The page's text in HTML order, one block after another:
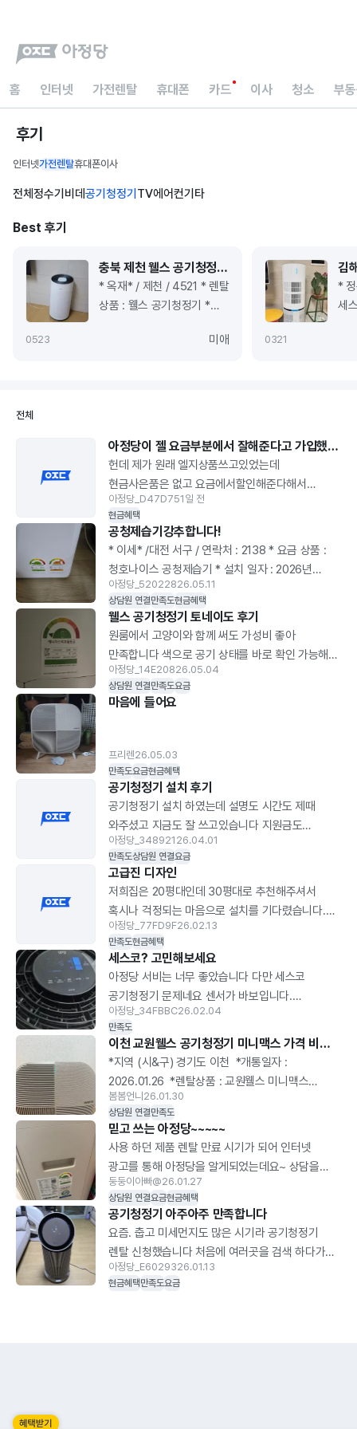
홈 인터넷 가전렌탈 휴대폰 카드 이사 청소 부
후기
인터넷가전렌탈휴대폰이사
전체정수기 비데 공기청정기 TV에어컨기타
Best 후기
충북 제천 웰스 공기청정기 추천 가격비교 가전제품 렌탈 사은품 솔직한 설치 후기입니다 ^^
* 옥재* / 제천 / 4521 * 렌탈
상품 : 웰스 공기청정기 *
방법 아정당 홈페이지를 통해
제품들을 비교해보고 가장
맘에드는 제품으로
상담신청해서 유선으로
신청했습니다. 곧 태어날
아기를 위해 공기청정기는
관리를 받으면서 렌탈로
하는게 맞다 생각이들었고,
30평형 아파트에 거실에서
주로 활동할것같아 22평형
웰스 공기청정기로
결정했어요! 3. 렌탈 설치/
비교 과정 설치는 금방
해주셨고, 저희는 6개월마다
관리받는걸로 신청해서
필터교환법 알려주셨습니다 !
3. 만족스러웠던 이용 후기
요즘 미세먼지도 많아서
창문을 자주 못열었는데
공기청정기가 생기니 너무
좋아요! 임산부인 아내가
있어서 더 신경쓰였는데 이제
마음이 한결 놓이네요~
기사님도 상담해주신 아정당
직원분도 너무 친절하시고
빠르게 설치해주셔서
만족합니다! 사이즈도 좋고
바퀴가 있어서 어디든 이동
가능하다는점도 좋아요!
터치도 잘되고 바람세기를
조절할수있어서 음식하고 난
뒤에 빠르게 돌리기도 좋네요
0523 미애
*
세
0321
전체
아정당이 젤 요금부분에서 잘해준다고 가입했어요
헌데 제가 원래 엘지상품쓰고있었는데
현금사은품은 없고 요금에서할인해준다해서
엘지코디님께 안하고 아정당에서 가입하고
설치했는데요 요금부분에서 차이나네요
현금사은품도 괜히주는게 아닌듯요 제가
꼼꼼하지못했던게 잘못이네요ᅲᅲ 좀 아쉽습니다
아정당_D47D751일 전
현금혜택
공청제습기강추합니다!
* 이세* /대전 서구 / 연락처 : 2138 * 요금 상품 :
청호나이스 공청제습기 * 설치 일자 : 2026년
5월8일 강아지 한마리 고양 한마리 총 두마리
키우는데 반지하거든용 제습기도 필요하고 강아지
배변때문에 공청기도 필요했는데 기존에
소형공청기도 있고 제습기 공청기 하나하나
사기에는 공간차지가 심해서 이것저것알아보다가
알게된 공청제습기!! 제습효과도 좋구여 공청도
잘됩니다 이제품은 자가관리없이 지정한 개월마다
카드혜택까지받으면 월이용료가 0원이였나
그랬을거예여! 바퀴가 달려있어서 이동도 편해서
큰방 거실 작은방 돌아가면서 돌리기도 편해요
무조건 강추예여 _
아정당_52022826.05.11
상담원 연결만족도현금혜택
웰스 공기청정기 토네이도 후기
원룸에서 고양이와 함께 써도 가성비 좋아
만족합니다 색으로 공기 상태를 바로 확인 가능해
편하고 털과 냄새도 줄어 쾌적함이 오래 유지돼
추천해요 소음도 적고 관리도 쉬워요!! 필터도
6개월씩 와서 관리하는것도 쉬울 거 같아요
아정당_14E20826.05.04
상담원 연결만족도요금
마음에 들어요
프리렌26.05.03
만족도요금현금혜택
공기청정기 설치 후기
공기청정기 설치 하였는데 설명도 시간도 제때
와주셨고 지금도 잘 쓰고있습니다 지원금도
바로바러 들어와서 좋았습니다
아정당_348921 26.04.01
만족도상담원 연결요금
고급진 디자인
저희집은 20평대인데 30평대로 추천해주셔서
혹시나 걱정되는 마음으로 설치를 기다렸습니다.
평수에 비해 크긴하지만 디자인이 고급져서
인테리어로 괜찮고 현금 사은품에 빠른 일처리가
맘에 들어 그냥 하기로 했습니다. 다음에도 아정당
이용할 계획이에요
아정당_77FD9F26.02.13
만족도현금혜택
세스코? 고민해보세요
아정당 서비는 너무 좋았습니다 다만 세스코
공기청정기 문제네요 센서가 바보입니다.
요리냄새? 인식 못해요 먼지???????? 로봇청소기
필터 옆에서 털어도 인식못해요 모르고
한달넘게썻다가 위약금없이 취소하려면 AS 3번
받아야 한다고해서 새제품 계속 AS받는데 설치
받아도 똑같아요 혹시나 세스코 판테온 공기청정기
꼭 !!! 구매하시겠다 하시는분은 센서 인식잘되는지
필히 확인하세요..
아정당_34FBBC26.02.04
만족도
이천 교원웰스 공기청정기 미니맥스 가격 비교 추천 가전제품 렌탈 설치비용 견적 사은품혜택 지급후기
*지역 (시&구) 경기도 이천 ​ *개통일자 :
2026.01.26 ​ *렌탈상품 : 교원웰스 미니맥스
공기청정기 7평형 ​ 1. 렌탈 신청 절차와 제품
선택방법 알레르기 비염이 심한데 마침 강아지를
임보중이라 공기청정기를 급하게 찾다가
블로그에서 아정당이란곳을 발견하여 문의하고
마침 좋은제품을 추천해주셨어요 ​ 2. 렌탈설치,
비교과정 아정당과 상담후 교원웰스로 결정 !
교원웰스 엔지니어분이 직접 설치 해주시며 관리
방법까지 잘 알려주셨어요 ​ 3. 만족스러웠던
이용후기 미니 사이즈라 이동이 편리하며 7평까지
든든히 커버 가능하니 좋더라고요 ! 방마다
옮겨다니면서 청정하기도 좋아요 ! ​ ​ 4. 아정당 렌탈
봄봄언니 26.01.30
상담원 연결만족도
믿고 쓰는 아정당~~~~~
사용 하던 제품 렌탈 만료 시기가 되어 인터넷
광고를 통해 아정당을 알게되었는데요~ 상담을
통해 너무 친절하시구 신속하셔서 빠른 시간내 설치
까지 잘 마무리 했습니다~ 사은품 또한 그날 바로
처리해 주셨어요^^ 인터넷도 약정 끝나면
아정당에서 신청 하려구요! 정말 좋습니다~
둥둥이아빠@26.01.27
상담원 연결요금현금혜택
공기청정기 아주아주 만족합니다
요즘. 춥고 미세먼지도 많은 시기라 공기청정기
렌탈 신청했습니다 처음에 여러곳을 검색 하다가
인터넷도 아정당에서 하고해서 믿음이 간지라
아정당에 신청했어요 배송도 빠르고 설명도
아정당_E6029326.01.13
현금혜택만족도요금